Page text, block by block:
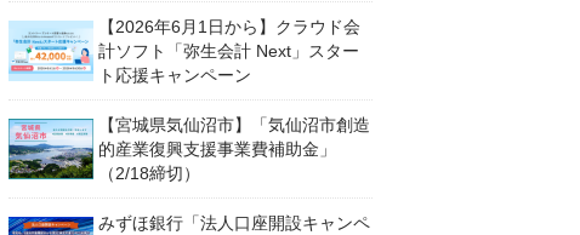
【2026年6月1日から】クラウド会
計ソフト「弥生会計 Next」スター
ト応援キャンペーン
【宮城県気仙沼市】「気仙沼市創造
的産業復興支援事業費補助金」
（2/18締切）
みずほ銀行「法人口座開設キャンペ